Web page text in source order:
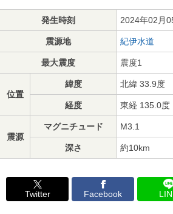
発生時刻 2024年02月
震源地 紀伊水道
最大震度 震度1
位置
緯度 北緯 33.9度
経度 東経 135.0度
震源
マグニチュード M3.1
深さ 約10km
Twitter Facebook